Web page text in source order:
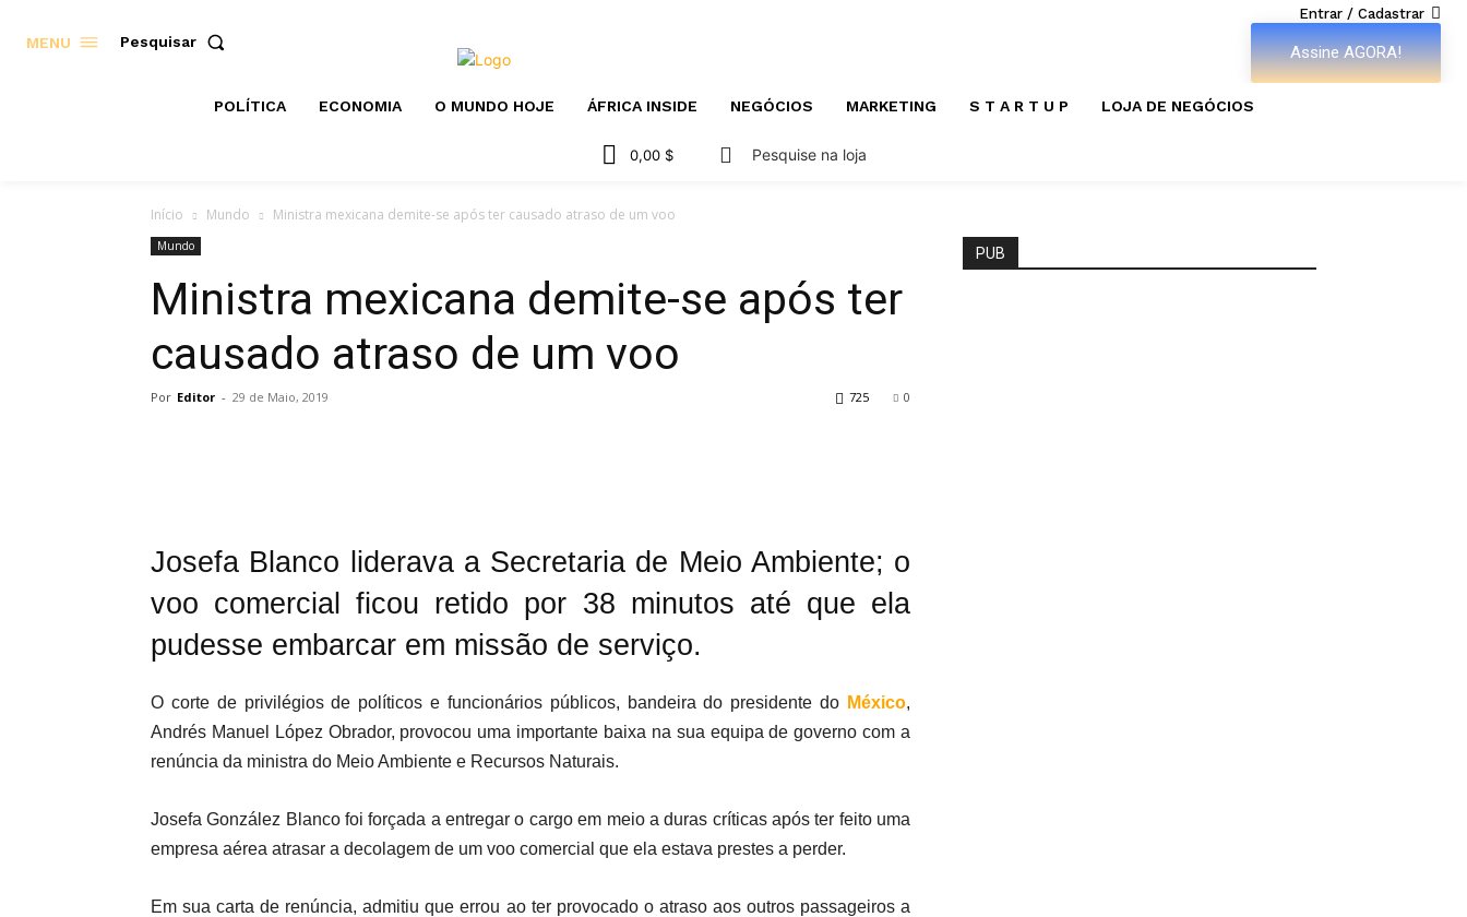
MENU Pesquisar
Entrar / Cadastrar
Assine AGORA!
POLÍTICA ECONOMIA O MUNDO HOJE ÁFRICA INSIDE NEGÓCIOS MARKETING S T A R T U P LOJA DE NEGÓCIOS
0,00 $ Pesquise na loja
Início Mundo Ministra mexicana demite-se após ter causado atraso de um voo
Mundo
Ministra mexicana demite-se após ter
causado atraso de um voo
Por Editor - 29 de Maio, 2019 0
725
Josefa Blanco liderava a Secretaria de Meio Ambiente; o
voo comercial ficou retido por 38 minutos até que ela
pudesse embarcar em missão de serviço.
O corte de privilégios de políticos e funcionários públicos, bandeira do presidente do México,
Andrés Manuel López Obrador, provocou uma importante baixa na sua equipa de governo com a
renúncia da ministra do Meio Ambiente e Recursos Naturais.
Josefa González Blanco foi forçada a entregar o cargo em meio a duras críticas após ter feito uma
empresa aérea atrasar a decolagem de um voo comercial que ela estava prestes a perder.
Em sua carta de renúncia, admitiu que errou ao ter provocado o atraso aos outros passageiros a
PUB